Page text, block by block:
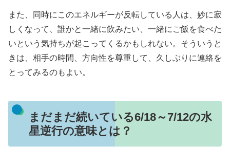
また、同時にこのエネルギーが反転している人は、妙に寂
しくなって、誰かと一緒に飲みたい、一緒にご飯を食べた
いという気持ちが起こってくるかもしれない。そういうと
きは、相手の時間、方向性を尊重して、久しぶりに連絡を
とってみるのもよい。
まだまだ続いている6/18～7/12の水
星逆行の意味とは？